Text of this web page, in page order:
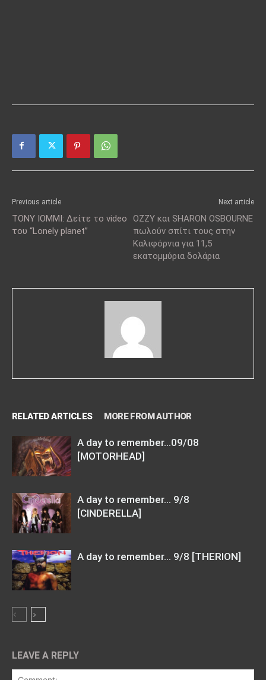
Previous article
ΤΟΝΥ ΙΟΜΜΙ: Δείτε το video
του “Lonely planet”
Next article
OZZY και SHARON OSBOURNE
πωλούν σπίτι τους στην
Καλιφόρνια για 11,5
εκατομμύρια δολάρια
RELATED ARTICLES MORE FROM AUTHOR
A day to remember…09/08
[MOTORHEAD]
A day to remember… 9/8
[CINDERELLA]
A day to remember… 9/8 [THERION]
LEAVE A REPLY